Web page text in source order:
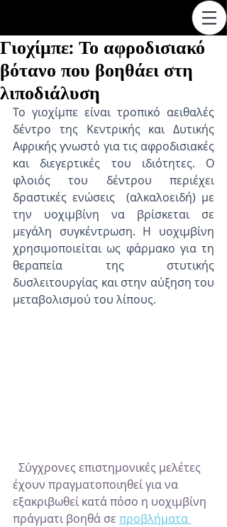
Γιοχίμπε: Το αφροδισιακό
βότανο που βοηθάει στη
λιποδιάλυση
Το γιοχίμπε είναι τροπικό αειθαλές
δέντρο της Κεντρικής και Δυτικής
Αφρικής γνωστό για τις αφροδισιακές
και διεγερτικές του ιδιότητες. Ο
φλοιός του δέντρου περιέχει
δραστικές ενώσεις  (αλκαλοειδή) με
την υοχιμβίνη να βρίσκεται σε
μεγάλη συγκέντρωση. Η υοχιμβίνη
χρησιμοποιείται ως φάρμακο για τη
θεραπεία της στυτικής
δυσλειτουργίας και στην αύξηση του
μεταβολισμού του λίπους.
έχουν πραγματοποιηθεί για να
εξακριβωθεί κατά πόσο η υοχιμβίνη
πράγματι βοηθά σε προβλήματα